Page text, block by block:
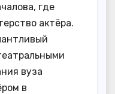
где
актёра.
вуза
в